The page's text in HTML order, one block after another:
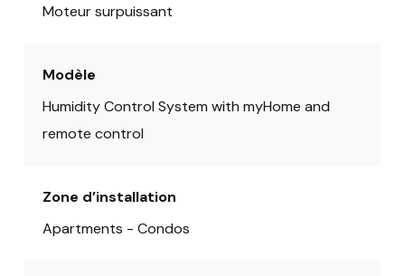
Moteur surpuissant
Modèle
Humidity Control System with myHome and
remote control
Zone d’installation
Apartments - Condos